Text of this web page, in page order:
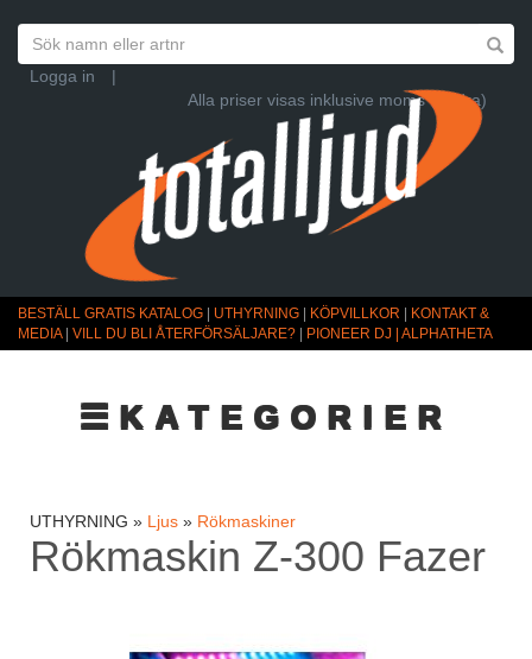
Logga in
|
Alla priser visas inklusive moms (Ändra)
BESTÄLL GRATIS KATALOG UTHYRNING KÖPVILLKOR
KONTAKT &
MEDIA| VILL DU BLI ÅTERFÖRSÄLJARE? PIONEER DJ | ALPHATHETA
☰KATEGORIER
UTHYRNING » Ljus » Rökmaskiner
Rökmaskin Z-300 Fazer